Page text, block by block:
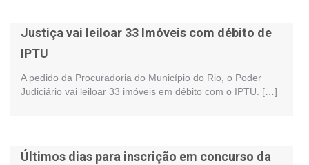
Justiça vai leiloar 33 Imóveis com débito de
IPTU
A pedido da Procuradoria do Município do Rio, o Poder
Judiciário vai leiloar 33 imóveis em débito com o IPTU. […]
Últimos dias para inscrição em concurso da